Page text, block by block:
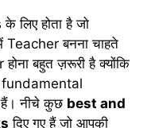
लिए होता है जो
Teacher बनना चाहते
बहुत ज़रूरी है क्योंकि
हैं। नीचे कुछ best and
दिए गए हैं जो आपकी